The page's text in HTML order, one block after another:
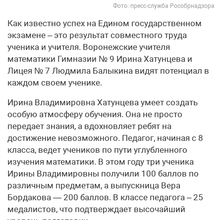
Фото: пресс-служба Рособрнадзора
Как известно успех на Едином государственном
экзамене – это результат совместного труда
ученика и учителя. Воронежские учителя
математики Гимназии № 9 Ирина Хатунцева и
Лицея № 7 Людмила Балыкина видят потенциал в
каждом своем ученике.
Ирина Владимировна Хатунцева умеет создать
особую атмосферу обучения. Она не просто
передает знания, а вдохновляет ребят на
достижение невозможного. Педагог, начиная с 8
класса, ведет учеников по пути углубленного
изучения математики. В этом году три ученика
Ирины Владимировны получили 100 баллов по
различным предметам, а выпускница Вера
Бордакова — 200 баллов. В классе педагога – 25
медалистов, что подтверждает высочайший